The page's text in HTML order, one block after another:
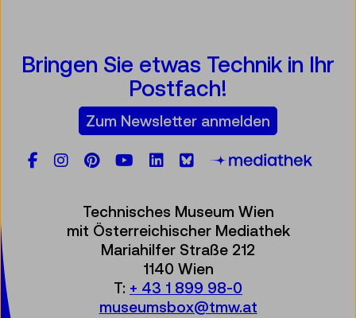
Bringen Sie etwas Technik in Ihr
Postfach!
Zum Newsletter anmelden
Facebook
Instagram
Pinterest
YouTube
LinkedIn
Bluesky
Technisches Museum Wien
mit Österreichischer Mediathek
Mariahilfer Straße 212
1140 Wien
T: + 43 1 899 98-0
museumsbox@tmw.at